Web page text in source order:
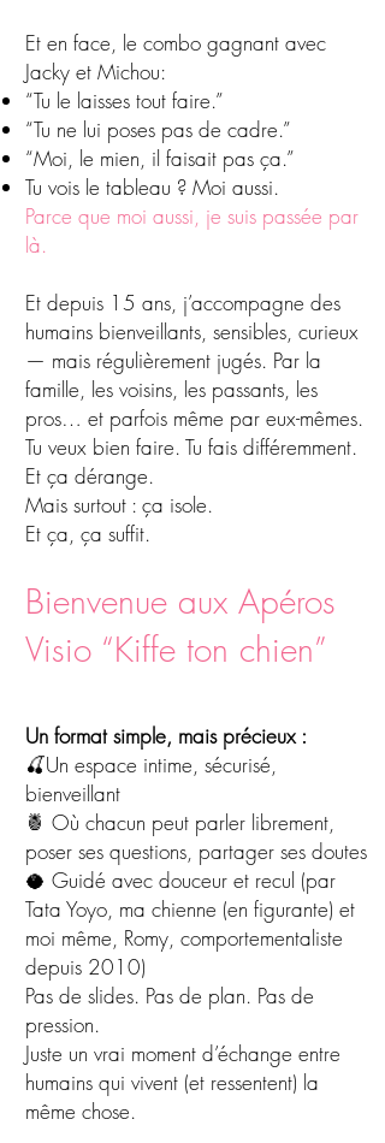
Et en face, le combo gagnant avec
Jacky et Michou:
“Tu le laisses tout faire.”
“Tu ne lui poses pas de cadre.”
“Moi, le mien, il faisait pas ça.”
Tu vois le tableau ? Moi aussi.
Parce que moi aussi, je suis passée par
là.
Et depuis 15 ans, j’accompagne des
humains bienveillants, sensibles, curieux
— mais régulièrement jugés. Par la
famille, les voisins, les passants, les
pros… et parfois même par eux-mêmes.
Tu veux bien faire. Tu fais différemment.
Et ça dérange.
Mais surtout : ça isole.
Et ça, ça suffit.
Bienvenue aux Apéros
Visio “Kiffe ton chien”
Un format simple, mais précieux :
🍒Un espace intime, sécurisé,
bienveillant
🍍 Où chacun peut parler librement,
poser ses questions, partager ses doutes
🥥 Guidé avec douceur et recul (par
Tata Yoyo, ma chienne (en figurante) et
moi même, Romy, comportementaliste
depuis 2010)
Pas de slides. Pas de plan. Pas de
pression.
Juste un vrai moment d’échange entre
humains qui vivent (et ressentent) la
même chose.